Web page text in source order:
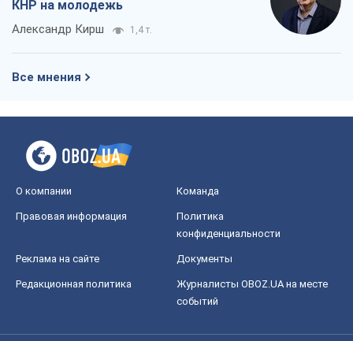
КНР на молодежь
Александр Кирш 1,4 т.
Все мнения
О компании Команда
Правовая информация
Политика
конфиденциальности
Реклама на сайте Документы
Редакционная политика
Журналисты OBOZ.UA на месте
событий